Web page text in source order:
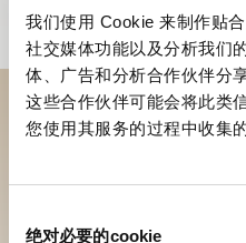
我们使用 Cookie 来制作贴
社交媒体功能以及分析我们
体、广告和分析合作伙伴分
这些合作伙伴可能会将此类
您使用其服务的过程中收集
绝对必要的cookie
於專賣店探
尋找